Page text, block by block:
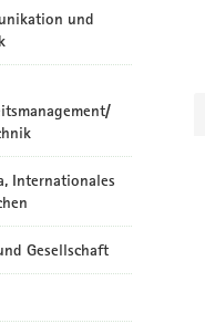
und
Internationales
Gesellschaft